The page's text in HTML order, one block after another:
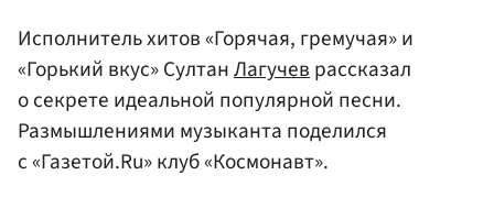
Исполнитель хитов «Горячая, гремучая» и
«Горький вкус» СултанЛагучеврассказал
о секрете идеальной популярной песни.
Размышлениями музыканта поделился
с «Газетой.Ru» клуб «Космонавт».